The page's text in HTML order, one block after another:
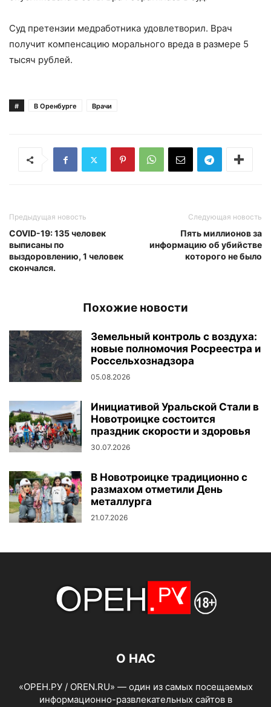
Суд претензии медработника удовлетворил. Врач
получит компенсацию морального вреда в размере 5
тысяч рублей.
# В Оренбурге Врачи
Предыдущая новость
COVID-19: 135 человек
выписаны по
выздоровлению, 1 человек
скончался.
Следующая новость
Пять миллионов за
информацию об убийстве
которого не было
Похожие новости
Земельный контроль с воздуха:
новые полномочия Росреестра и
Россельхознадзора
05.08.2026
Инициативой Уральской Стали в
Новотроицке состоится
праздник скорости и здоровья
30.07.2026
В Новотроицке традиционно с
размахом отметили День
металлурга
21.07.2026
О НАС
«ОРЕН.РУ / OREN.RU» — один из самых посещаемых
информационно-развлекательных сайтов в